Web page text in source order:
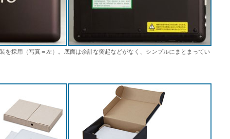
を採用（写真＝左）。底面は余計な突起などがなく、シンプルにまとまってい